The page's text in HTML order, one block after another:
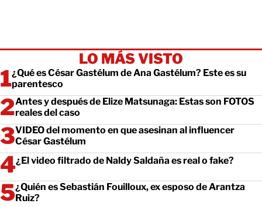
LO MÁS VISTO
¿Qué es César Gastélum de Ana Gastélum? Este es su
parentesco
Antes y después de Elize Matsunaga: Estas son FOTOS
reales del caso
VIDEO del momento en que asesinan al influencer
César Gastélum
¿El video filtrado de Naldy Saldaña es real o fake?
¿Quién es Sebastián Fouilloux, ex esposo de Arantza
Ruiz?